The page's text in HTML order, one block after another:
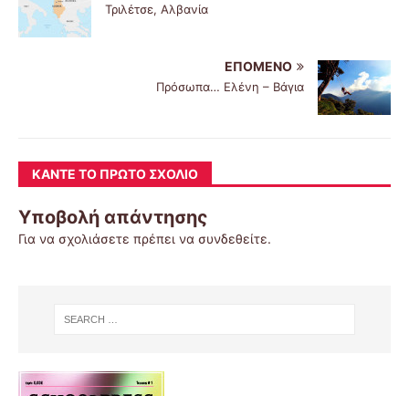
Τριλέτσε, Αλβανία
ΕΠΌΜΕΝΟ
Πρόσωπα… Ελένη – Βάγια
ΚΆΝΤΕ ΤΟ ΠΡΏΤΟ ΣΧΌΛΙΟ
Υποβολή απάντησης
Για να σχολιάσετε πρέπει να συνδεθείτε.